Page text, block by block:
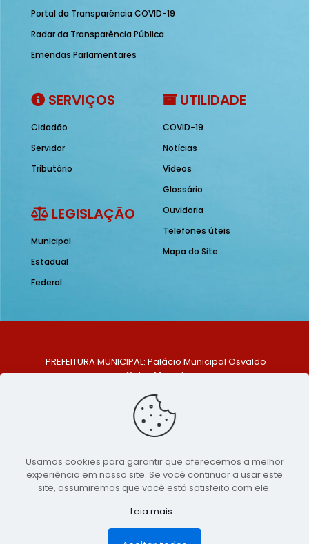
Portal da Transparência COVID-19
Radar da Transparência Pública
Emendas Parlamentares
SERVIÇOS
Cidadão
Servidor
Tributário
LEGISLAÇÃO
Municipal
Estadual
Federal
UTILIDADE
COVID-19
Notícias
Vídeos
Glossário
Ouvidoria
Telefones úteis
Mapa do Site
PREFEITURA MUNICIPAL: Palácio Municipal Osvaldo
Celso Maciel
Centro, São Bento do Una - PE. CEP: 553370-128
TELEFONE: (81) 99548-1569
E-MAIL: ouvidoria@saobentodouna.pe.gov.br
Copyright 2021-2026 - Assessoria de Comunicação da
Prefeitura de São Bento do Una - PE
publicidadeLumusWeb - Agência Digital
Usamos cookies para garantir que oferecemos a melhor
experiência em nosso site. Se você continuar a usar este
site, assumiremos que você está satisfeito com ele.
Leia mais...